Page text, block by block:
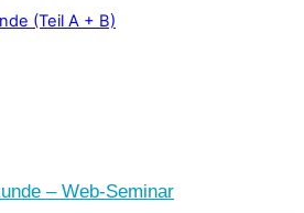
(Teil A + B)
– Web-Seminar